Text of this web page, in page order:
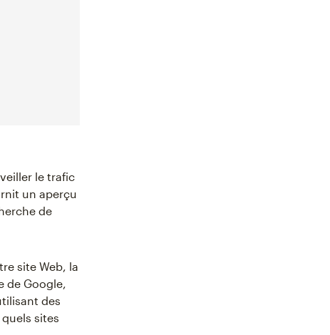
le trafic
un aperçu
de
site Web, la
de Google,
des
sites